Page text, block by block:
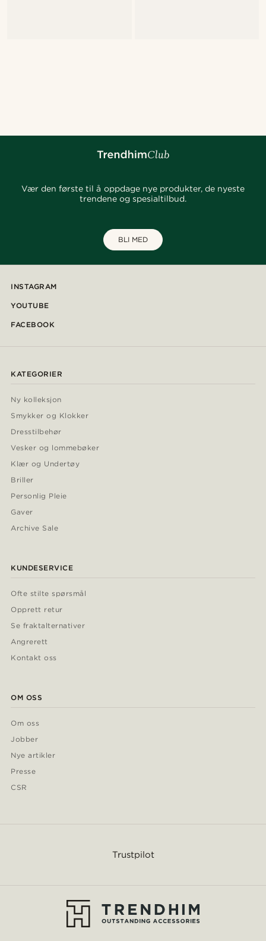
Vær den første til å oppdage nye produkter, de nyeste
trendene og spesialtilbud.
BLI MED
INSTAGRAM
YOUTUBE
FACEBOOK
KATEGORIER
Ny kolleksjon
Smykker og Klokker
Dresstilbehør
Vesker og lommebøker
Klær og Undertøy
Briller
Personlig Pleie
Gaver
Archive Sale
KUNDESERVICE
Ofte stilte spørsmål
Opprett retur
Se fraktalternativer
Angrerett
Kontakt oss
OM OSS
Om oss
Jobber
Nye artikler
Presse
CSR
Trustpilot